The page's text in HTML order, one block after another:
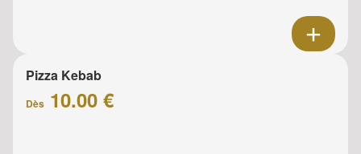
Pizza Kebab
Dès 10.00 €